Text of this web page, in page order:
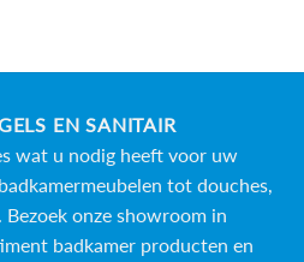
EN SANITAIR
wat u nodig heeft voor uw
tot douches,
. Bezoek onze showroom in
badkamer producten en